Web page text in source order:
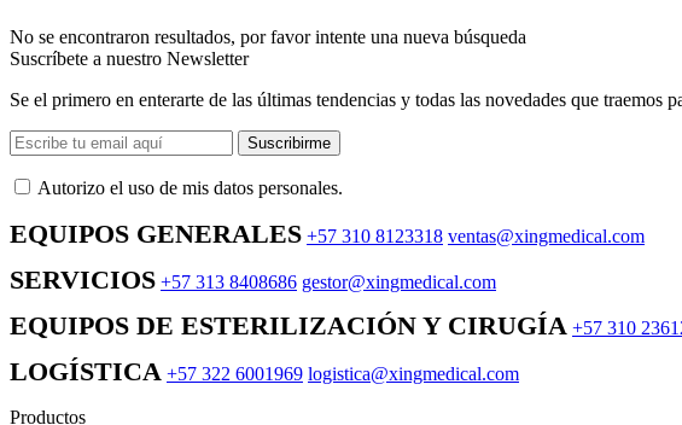
No se encontraron resultados, por favor intente una nueva búsqueda
Suscríbete a nuestro Newsletter
Se el primero en enterarte de las últimas tendencias y todas las novedades que traemos
Suscribirme
Autorizo ​​el uso de mis datos personales.
EQUIPOS GENERALES +57 310 8123318 ventas@xingmedical.com
SERVICIOS +57 313 8408686 gestor@xingmedical.com
EQUIPOS DE ESTERILIZACIÓN Y CIRUGÍA +57 310
LOGÍSTICA +57 322 6001969 logistica@xingmedical.com
Productos